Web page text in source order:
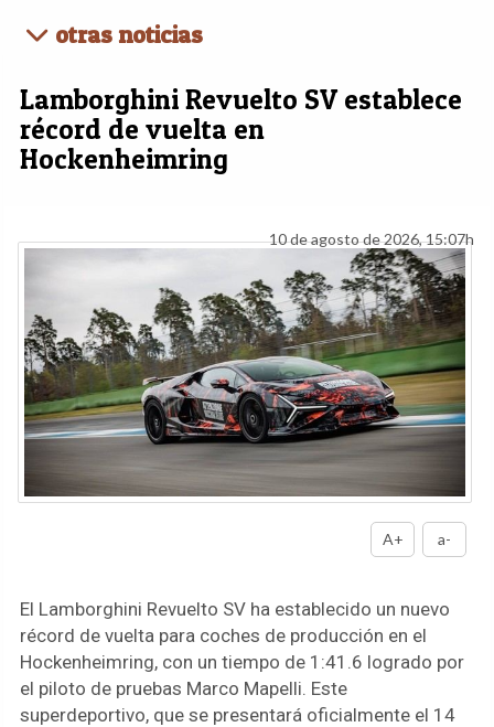
otras noticias
Lamborghini Revuelto SV establece
récord de vuelta en
Hockenheimring
10 de agosto de 2026, 15:07h
A+ a-
El Lamborghini Revuelto SV ha establecido un nuevo
récord de vuelta para coches de producción en el
Hockenheimring, con un tiempo de 1:41.6 logrado por
el piloto de pruebas Marco Mapelli. Este
superdeportivo, que se presentará oficialmente el 14